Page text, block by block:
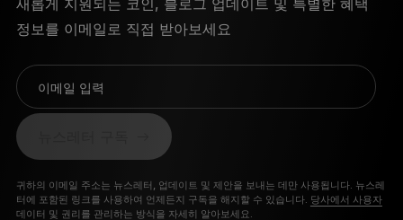
정보를 이메일로 직접 받아보세요
이메일 입력
귀하의 이메일 주소는 뉴스레터, 업데이트 및 제안을 보내는 데만 사용됩니다. 뉴스레
터에 포함된 링크를 사용하여 언제든지 구독을 해지할 수 있습니다. 당사에서 사용자
데이터 및 권리를 관리하는 방식을 자세히 알아보세요.